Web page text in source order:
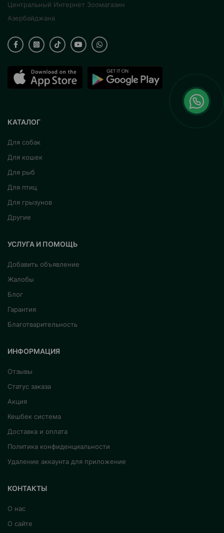
Центральный Интернет Зоомагазин
Азербайджана
КАТАЛОГ
Для собак
Для кошек
Для рыб
Для птиц
Для грызунов
Другие
УСЛУГА И ПОМОЩЬ
Добавить объявление
Жалобы
Блог
Гарантия
Благотварительность
ИНФОРМАЦИЯ
Отзывы
Статус заказа
Акция
Кешбек система
Доставка и оплата
Политика конфиденциальности
Удаление аккаунта для приложение
КОНТАКТЫ
О нас
О сайте